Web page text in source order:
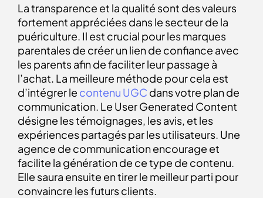
La transparence et la qualité sont des valeurs
fortement appréciées dans le secteur de la
puériculture. Il est crucial pour les marques
parentales de créer un lien de confiance avec
les parents afin de faciliter leur passage à
l’achat. La meilleure méthode pour cela est
d’intégrer le contenu UGC dans votre plan de
communication. Le User Generated Content
désigne les témoignages, les avis, et les
expériences partagés par les utilisateurs. Une
agence de communication encourage et
facilite la génération de ce type de contenu.
Elle saura ensuite en tirer le meilleur parti pour
convaincre les futurs clients.